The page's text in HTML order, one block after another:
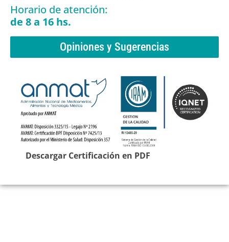
Horario de atención:
de 8 a 16 hs.
Opiniones y Sugerencias
Descargar Certificación en PDF